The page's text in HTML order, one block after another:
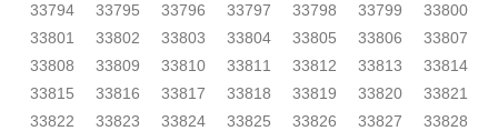
33794
33795 33796 33797 33798 33799
33800
33801
33802 33803 33804 33805 33806
33807
33808
33809 33810 33811 33812 33813
33814
33815
33816 33817 33818 33819 33820
33821
33822
33823 33824 33825 33826 33827
33828